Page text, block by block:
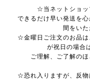
☆当ネットショッ
できるだけ早い発送を
間をい
☆金曜日ご注文のお品は
が祝日の場合
ご理解、ご了解の
☆恐れ入りますが、反